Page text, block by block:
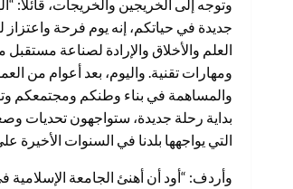
وتوجه إلى الخريجين والخريجات، قائلا:
جديدة في حياتكم، إنه يوم فرحة واعتزاز
العلم والأخلاق والإرادة لصناعة
ومهارات تقنية. واليوم، بعد أعوام من
والمساهمة في بناء وطنكم ومجتمعكم
بداية رحلة جديدة، ستواجهون تحديات
التي يواجهها بلدنا في السنوات الأخيرة
وأردف: “أود أن أهنئ الجامعة الإسلامية